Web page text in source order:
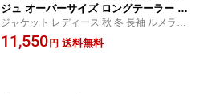
ジュ オーバーサイズ ロングテーラー ジ
ャケット セットアップ オフィス 855180
1 レディース 正規品 公式 25AW
ジャケット レディース 秋 冬 長袖 ルメラン
ジェ CROCHET クロシェ
11,550 円 送料無料